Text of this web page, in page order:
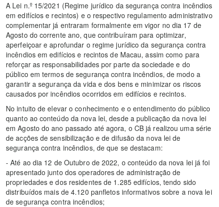
A Lei n.º 15/2021 (Regime jurídico da segurança contra incêndios
em edifícios e recintos) e o respectivo regulamento administrativo
complementar já entraram formalmente em vigor no dia 17 de
Agosto do corrente ano, que contribuíram para optimizar,
aperfeiçoar e aprofundar o regime jurídico da segurança contra
incêndios em edifícios e recintos de Macau, assim como para
reforçar as responsabilidades por parte da sociedade e do
público em termos de segurança contra incêndios, de modo a
garantir a segurança da vida e dos bens e minimizar os riscos
causados por incêndios ocorridos em edifícios e recintos.
No intuito de elevar o conhecimento e o entendimento do público
quanto ao conteúdo da nova lei, desde a publicação da nova lei
em Agosto do ano passado até agora, o CB já realizou uma série
de acções de sensibilização e de difusão da nova lei de
segurança contra incêndios, de que se destacam:
- Até ao dia 12 de Outubro de 2022, o conteúdo da nova lei já foi
apresentado junto dos operadores de administração de
propriedades e dos residentes de 1.285 edifícios, tendo sido
distribuídos mais de 4.120 panfletos informativos sobre a nova lei
de segurança contra incêndios;